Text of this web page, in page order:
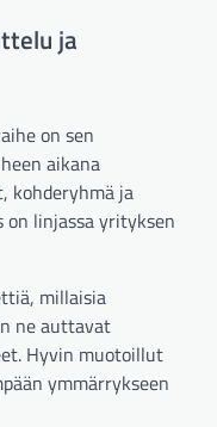
ja
on sen
aikana
kohderyhmä ja
linjassa yrityksen
millaisia
ne auttavat
Hyvin muotoillut
ymmärrykseen